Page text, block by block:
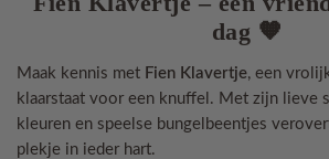
dag 🧡
Maak kennis met Fien Klavertje, een
klaarstaat voor een knuffel. Met zijn lieve
kleuren en speelse bungelbeentjes
plekje in ieder hart.